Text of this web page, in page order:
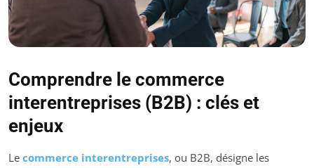
Comprendre le commerce
interentreprises (B2B) : clés et
enjeux
Le commerce interentreprises, ou B2B, désigne les